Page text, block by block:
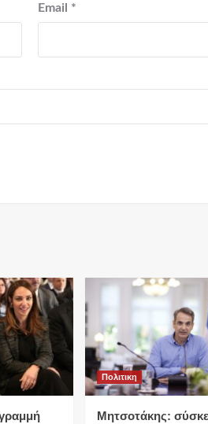
Email *
Πολιτικη
Μητσοτάκης: